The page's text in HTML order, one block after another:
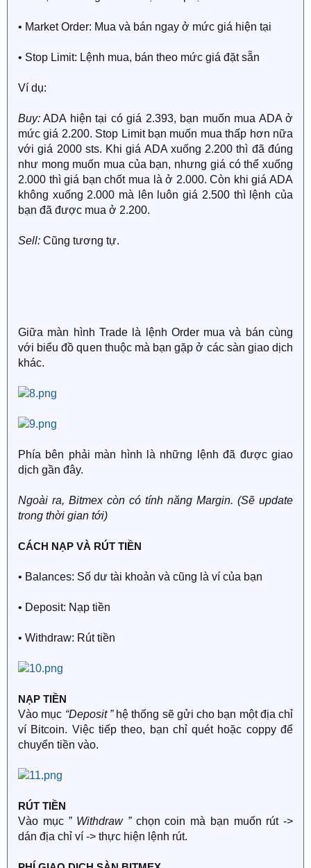
• Market Order: Mua và bán ngay ở mức giá hiện tại
• Stop Limit: Lệnh mua, bán theo mức giá đặt sẵn
Ví dụ:
Buy: ADA hiện tại có giá 2.393, bạn muốn mua ADA ở
mức giá 2.200. Stop Limit bạn muốn mua thấp hơn nữa
với giá 2000 sts. Khi giá ADA xuống 2.200 thì đã đúng
như mong muốn mua của bạn, nhưng giá có thể xuống
2.000 thì giá bạn chốt mua là ở 2.000. Còn khi giá ADA
không xuống 2.000 mà lên luôn giá 2.500 thì lệnh của
bạn đã được mua ở 2.200.
Sell: Cũng tương tự.
Giữa màn hình Trade là lệnh Order mua và bán cùng
với biểu đồ quen thuộc mà bạn gặp ở các sàn giao dịch
khác.
Phía bên phải màn hình là những lệnh đã được giao
dịch gần đây.
Ngoài ra, Bitmex còn có tính năng Margin. (Sẽ update
trong thời gian tới)
CÁCH NẠP VÀ RÚT TIỀN
• Balances: Số dư tài khoản và cũng là ví của bạn
• Deposit: Nạp tiền
• Withdraw: Rút tiền
NẠP TIỀN
Vào mục “Deposit ” hệ thống sẽ gửi cho bạn một địa chỉ
ví Bitcoin. Việc tiếp theo, bạn chỉ quét hoặc coppy để
chuyển tiền vào.
RÚT TIỀN
Vào mục ” Withdraw ” chọn coin mà bạn muốn rút ->
dán địa chỉ ví -> thực hiện lệnh rút.